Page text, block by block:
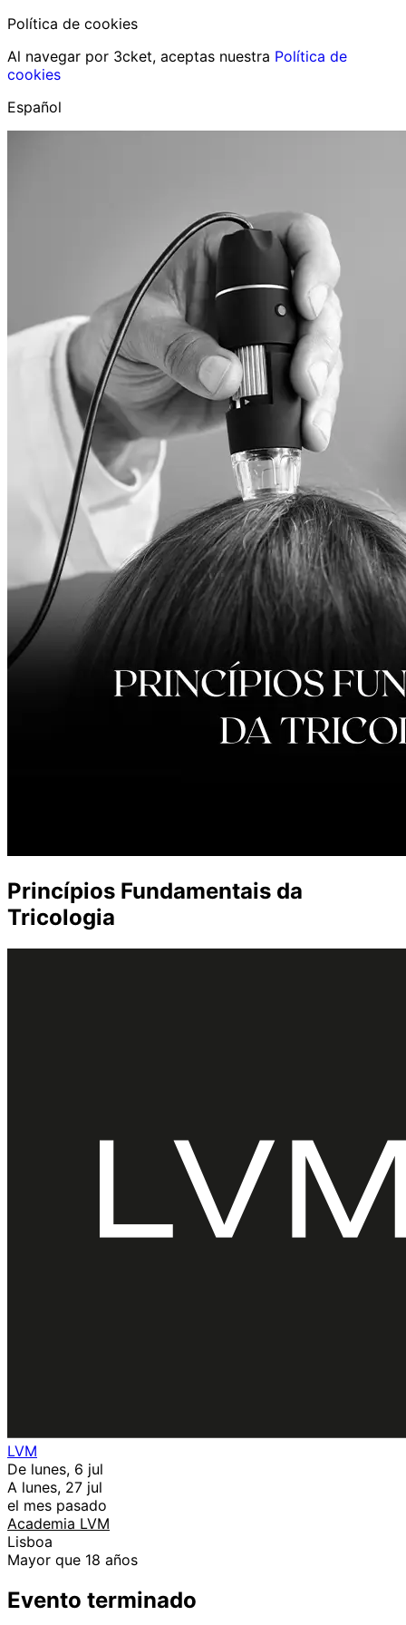
Política de cookies
Al navegar por 3cket, aceptas nuestra Política de
cookies
Español
Princípios Fundamentais da
Tricologia
LVM
De lunes, 6 jul
A lunes, 27 jul
el mes pasado
Academia LVM
Lisboa
Mayor que 18 años
Evento terminado